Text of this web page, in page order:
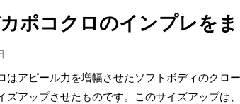
ポコクロのインプレを
はアピール力を増幅させたソフトボディのクロ
ズアップさせたものです。このサイズアップは